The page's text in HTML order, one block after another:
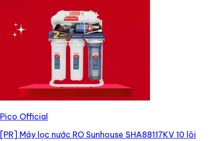
Pico Official
[PR] Máy lọc nước RO Sunhouse SHA88117KV 10 lõi